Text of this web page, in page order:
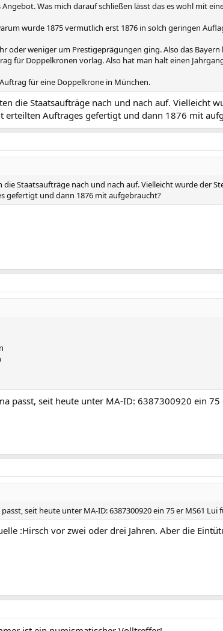
Was mich darauf schließen lässt das es wohl mit
wurde 1875 vermutlich erst 1876 in solch geringen
oder weniger um Prestigeprägungen ging. Also das
für Doppelkronen vorlag. Also hat man halt einen
für eine Doppelkrone in München.
die Staatsaufträge nach und nach auf. Vielleicht
erteilten Auftrages gefertigt und dann 1876 mit
die Staatsaufträge nach und nach auf. Vielleicht wurde der
gefertigt und dann 1876 mit aufgebraucht?
passt, seit heute unter MA-ID: 6387300920 ein
seit heute unter MA-ID: 6387300920 ein 75 er MS61 Lui
:Hirsch vor zwei oder drei Jahren. Aber die